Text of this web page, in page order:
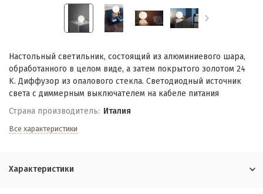
Настольный светильник, состоящий из алюминиевого шара,
обработанного в целом виде, а затем покрытого золотом 24
K. Диффузор из опалового стекла. Светодиодный источник
света с диммерным выключателем на кабеле питания
Страна производитель: Италия
Все характеристики
Характеристики